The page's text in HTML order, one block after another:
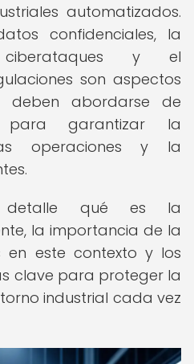
automatizados.
confidenciales, la
y el
son aspectos
deben abordarse de
para garantizar la
operaciones y la
detalle qué es la
la importancia de la
este contexto y los
clave para proteger la
industrial cada vez